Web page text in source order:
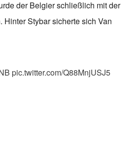
der Belgier schließlich mit der
Stybar sicherte sich Van
pic.twitter.com/Q88MnjUSJ5